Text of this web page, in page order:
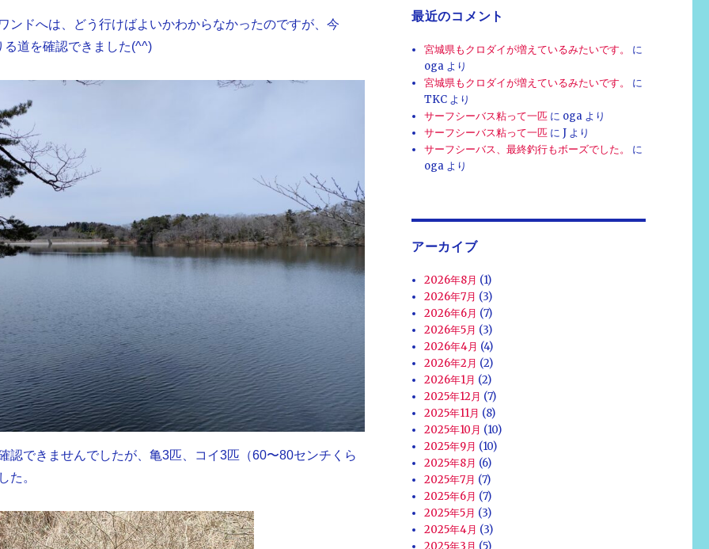
ンドへは、どう行けばよいかわからなかったのですが、今
る道を確認できました(^^)
認できませんでしたが、亀3匹、コイ3匹（60〜80センチくら
た。
最近のコメント
宮城県もクロダイが増えているみたいです。
に
oga より
宮城県もクロダイが増えているみたいです。
に
TKC より
サーフシーバス粘って一匹 に oga より
サーフシーバス粘って一匹 にJ より
サーフシーバス、最終釣行もボーズでした。
に
oga より
アーカイブ
2026年8月 (1)
2026年7月 (3)
2026年6月 (7)
2026年5月 (3)
2026年4月 (4)
2026年2月 (2)
2026年1月 (2)
2025年12月 (7)
2025年11月 (8)
2025年10月 (10)
2025年9月 (10)
2025年8月 (6)
2025年7月 (7)
2025年6月 (7)
2025年5月 (3)
2025年4月 (3)